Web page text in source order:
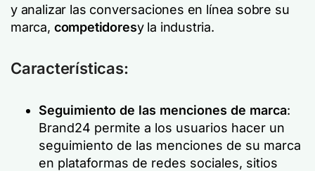
y analizar las conversaciones en línea sobre su
marca, competidoresy la industria.
Características:
Seguimiento de las menciones de marca:
Brand24 permite a los usuarios hacer un
seguimiento de las menciones de su marca
en plataformas de redes sociales, sitios